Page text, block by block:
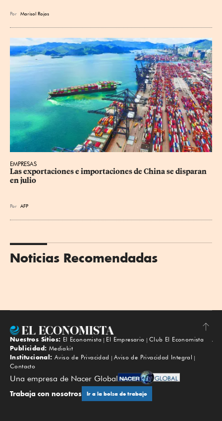
Por Marisol Rojas
EMPRESAS
Las exportaciones e importaciones de China se disparan
en julio
Por AFP
Noticias Recomendadas
Subir
Nuestros Sitios: El Economista El Empresario
Club El Economista
Publicidad: Mediakit
Institucional: Aviso de Privacidad
Aviso de Privacidad Integral
Contacto
Una empresa de Nacer Global
Trabaja con nosotros Ir a la bolsa de trabajo